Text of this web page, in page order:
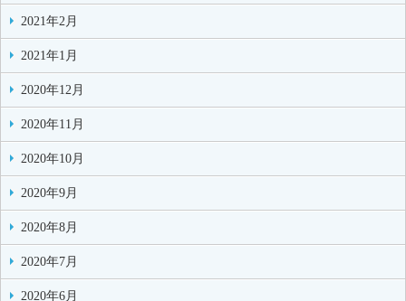
2021年2月
2021年1月
2020年12月
2020年11月
2020年10月
2020年9月
2020年8月
2020年7月
2020年6月